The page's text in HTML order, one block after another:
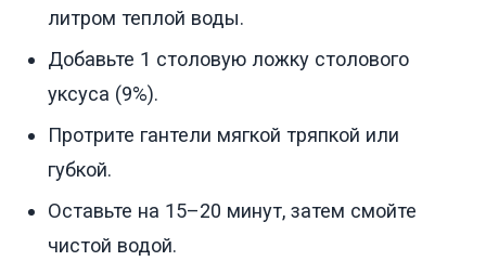
литром теплой воды.
Добавьте 1 столовую ложку столового
уксуса (9%).
Протрите гантели мягкой тряпкой или
губкой.
Оставьте на 15–20 минут, затем смойте
чистой водой.